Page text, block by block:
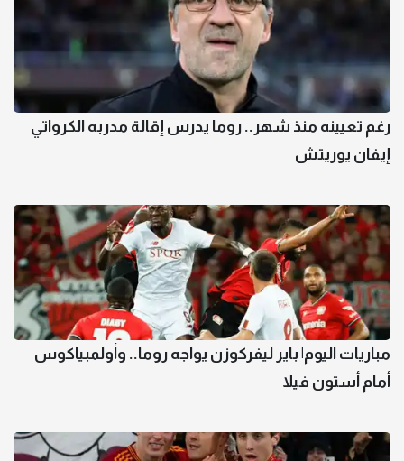
رغم تعيينه منذ شهر.. روما يدرس إقالة مدربه الكرواتي
إيفان يوريتش
مباريات اليوم| باير ليفركوزن يواجه روما.. وأولمبياكوس
أمام أستون فيلا